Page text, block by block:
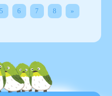
5 6 7 8 »